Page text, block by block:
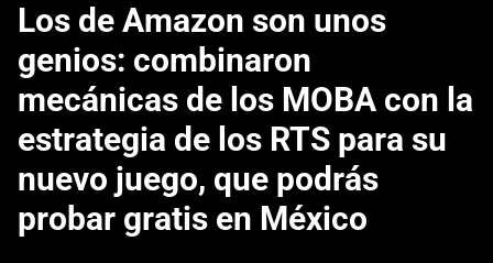
Los de Amazon son unos
genios: combinaron
mecánicas de los MOBA con la
estrategia de los RTS para su
nuevo juego, que podrás
probar gratis en México